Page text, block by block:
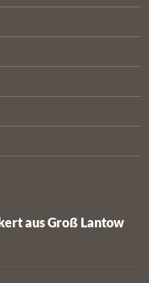
aus Groß Lantow